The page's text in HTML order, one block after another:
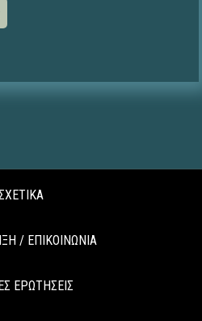
/ ΕΠΙΚΟΙΝΩΝΙΑ
ΕΡΩΤΗΣΕΙΣ